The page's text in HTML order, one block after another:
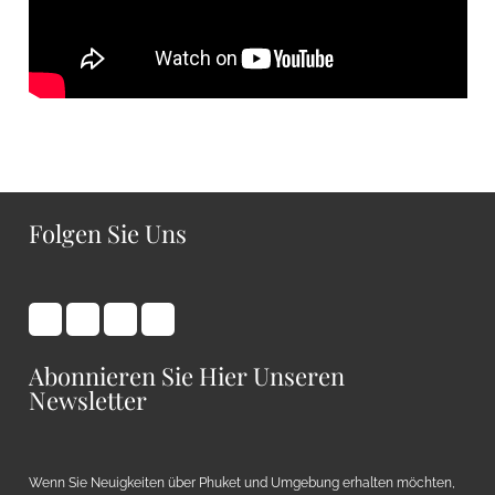
Folgen Sie Uns
Abonnieren Sie Hier Unseren
Newsletter
Wenn Sie Neuigkeiten über Phuket und Umgebung erhalten möchten,